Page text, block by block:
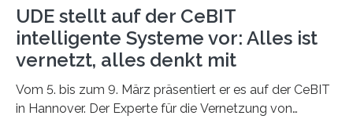
UDE stellt auf der CeBIT
intelligente Systeme vor: Alles ist
vernetzt, alles denkt mit
Vom 5. bis zum 9. März präsentiert er es auf der CeBIT
in Hannover. Der Experte für die Vernetzung von